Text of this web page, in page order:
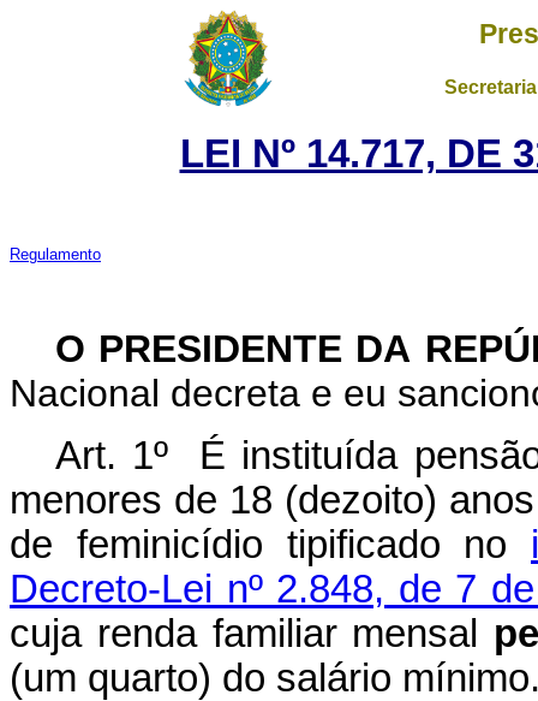
LEI Nº 14.717, DE
Regulamento
O PRESIDENTE DA
Nacional decreta e eu
Art. 1º É instituída
menores de 18 (dezoito)
de feminicídio tipificado no
Decreto-Lei nº 2.848, de 7
cuja renda familiar mensal
(um quarto) do salário